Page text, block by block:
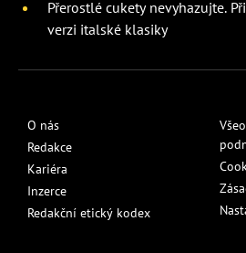
Přerostlé cukety nevyhazujte.
verzi italské klasiky
O nás
Redakce
Kariéra
Inzerce
Redakční etický kodex